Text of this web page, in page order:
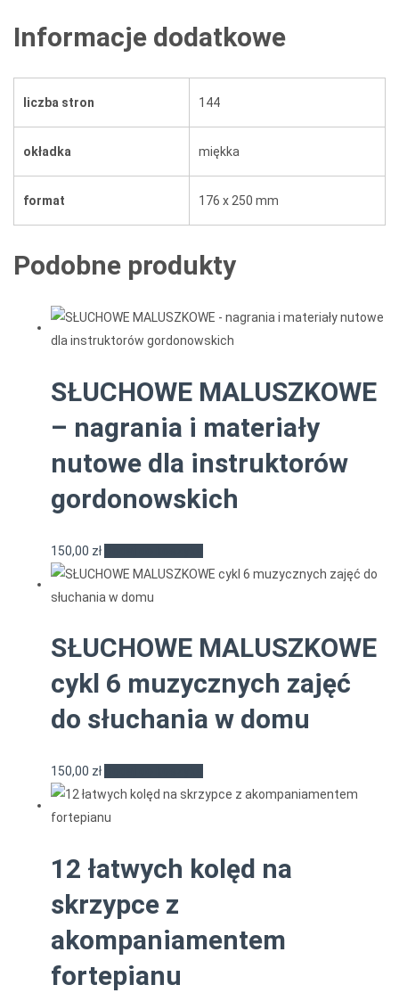
Informacje dodatkowe
liczba stron 144
okładka miękka
format 176 x 250 mm
Podobne produkty
SŁUCHOWE MALUSZKOWE
– nagrania i materiały
nutowe dla instruktorów
gordonowskich
150,00 zł
SŁUCHOWE MALUSZKOWE
cykl 6 muzycznych zajęć
do słuchania w domu
150,00 zł
12 łatwych kolęd na
skrzypce z
akompaniamentem
fortepianu